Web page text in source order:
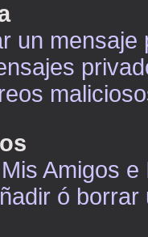
un mensaje
Amigos e
ó